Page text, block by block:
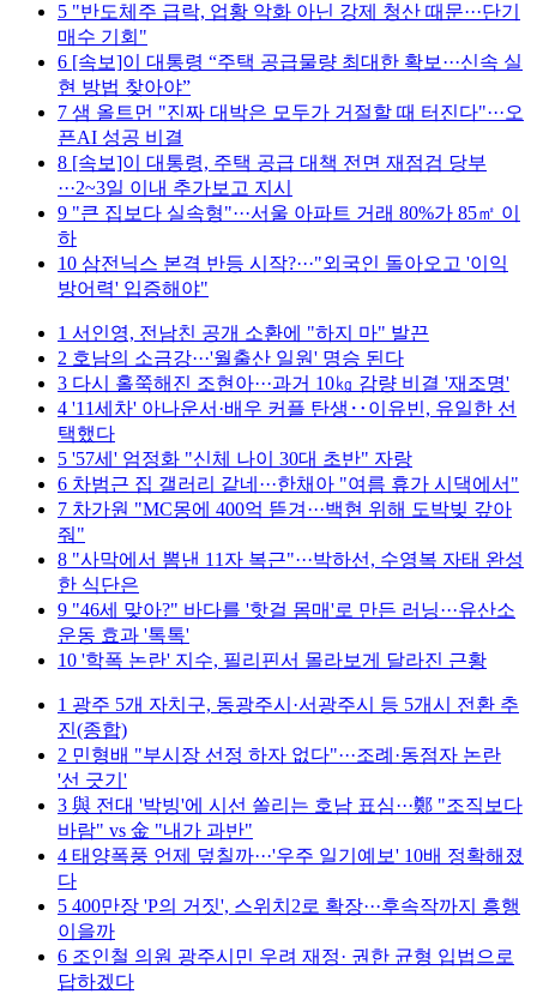
5 "반도체주 급락, 업황 악화 아닌 강제 청산 때문···단기
매수 기회"
6 [속보]이 대통령 “주택 공급물량 최대한 확보···신속 실
현 방법 찾아야”
7 샘 올트먼 "진짜 대박은 모두가 거절할 때 터진다"···오
픈AI 성공 비결
8 [속보]이 대통령, 주택 공급 대책 전면 재점검 당부
···2~3일 이내 추가보고 지시
9 "큰 집보다 실속형"···서울 아파트 거래 80%가 85㎡ 이
하
10 삼전닉스 본격 반등 시작?···"외국인 돌아오고 '이익
방어력' 입증해야"
1 서인영, 전남친 공개 소환에 "하지 마" 발끈
2 호남의 소금강···'월출산 일원' 명승 된다
3 다시 홀쭉해진 조현아···과거 10㎏ 감량 비결 '재조명'
4 '11세차' 아나운서·배우 커플 탄생‥이유빈, 유일한 선
택했다
5 '57세' 엄정화 "신체 나이 30대 초반" 자랑
6 차범근 집 갤러리 같네···한채아 "여름 휴가 시댁에서"
7 차가원 "MC몽에 400억 뜯겨···백현 위해 도박빚 갚아
줘"
8 "사막에서 뽐낸 11자 복근"···박하선, 수영복 자태 완성
한 식단은
9 "46세 맞아?" 바다를 '핫걸 몸매'로 만든 러닝···유산소
운동 효과 '톡톡'
10 '학폭 논란' 지수, 필리핀서 몰라보게 달라진 근황
1 광주 5개 자치구, 동광주시·서광주시 등 5개시 전환 추
진(종합)
2 민형배 "부시장 선정 하자 없다"···조례·동점자 논란
'선 긋기'
3 與 전대 '박빙'에 시선 쏠리는 호남 표심···鄭 "조직보다
바람" vs 金 "내가 과반"
4 태양폭풍 언제 덮칠까···'우주 일기예보' 10배 정확해졌
다
5 400만장 'P의 거짓', 스위치2로 확장···후속작까지 흥행
이을까
6 조인철 의원 광주시민 우려 재정· 권한 균형 입법으로
답하겠다